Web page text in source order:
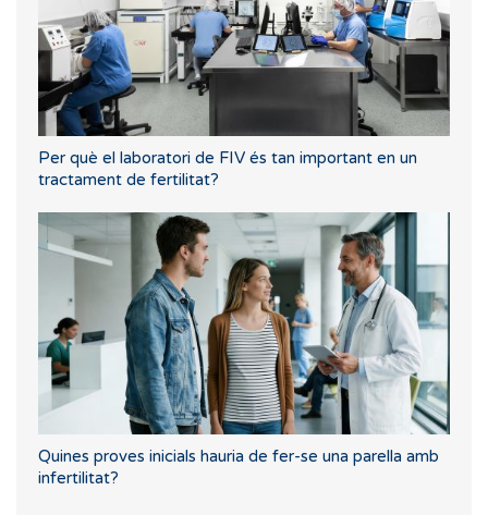
Per què el laboratori de FIV és tan important en un
tractament de fertilitat?
Quines proves inicials hauria de fer-se una parella amb
infertilitat?